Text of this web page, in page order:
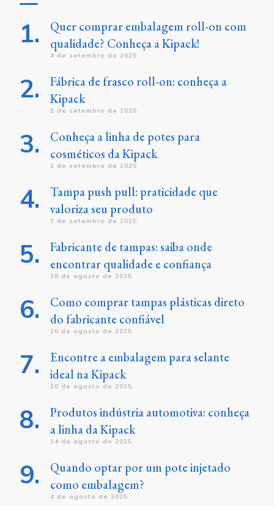
Quer comprar embalagem roll-on com
qualidade? Conheça a Kipack!
4 de setembro de 2025
Fábrica de frasco roll-on: conheça a
Kipack
3 de setembro de 2025
Conheça a linha de potes para
cosméticos da Kipack
2 de setembro de 2025
Tampa push pull: praticidade que
valoriza seu produto
1 de setembro de 2025
Fabricante de tampas: saiba onde
encontrar qualidade e confiança
28 de agosto de 2025
Como comprar tampas plásticas direto
do fabricante confiável
20 de agosto de 2025
Encontre a embalagem para selante
ideal na Kipack
20 de agosto de 2025
Produtos indústria automotiva: conheça
a linha da Kipack
14 de agosto de 2025
Quando optar por um pote injetado
como embalagem?
4 de agosto de 2025